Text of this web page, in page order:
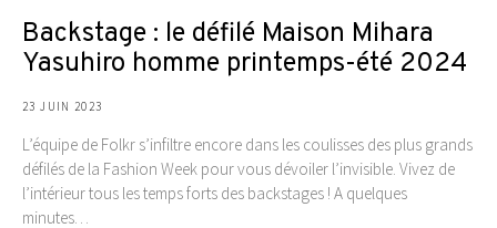
Backstage : le défilé Maison Mihara
Yasuhiro homme printemps-été 2024
23 JUIN 2023
L’équipe de Folkr s’infiltre encore dans les coulisses des plus grands
défilés de la Fashion Week pour vous dévoiler l’invisible. Vivez de
l’intérieur tous les temps forts des backstages ! A quelques
minutes…